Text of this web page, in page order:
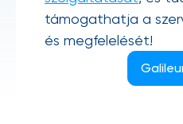
támogathatja a
és megfelelését!